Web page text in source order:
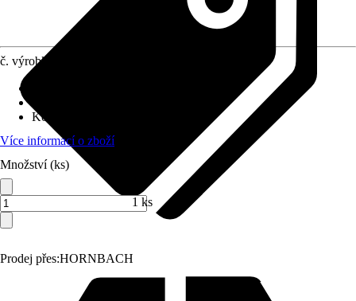
Prodej přes:HORNBACH
č. výrobku
Kód výrobku
Více informací o zboží
Množství (ks)
1 ks